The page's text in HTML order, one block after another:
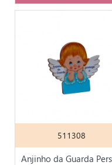
511308